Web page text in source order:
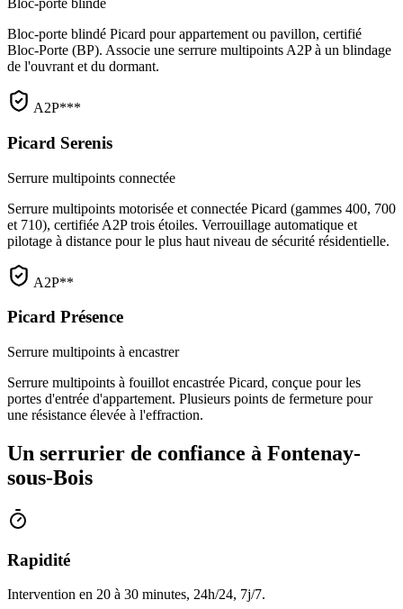
Bloc-porte blindé
Bloc-porte blindé Picard pour appartement ou pavillon, certifié
Bloc-Porte (BP). Associe une serrure multipoints A2P à un blindage
de l'ouvrant et du dormant.
A2P***
Picard Serenis
Serrure multipoints connectée
Serrure multipoints motorisée et connectée Picard (gammes 400, 700
et 710), certifiée A2P trois étoiles. Verrouillage automatique et
pilotage à distance pour le plus haut niveau de sécurité résidentielle.
A2P**
Picard Présence
Serrure multipoints à encastrer
Serrure multipoints à fouillot encastrée Picard, conçue pour les
portes d'entrée d'appartement. Plusieurs points de fermeture pour
une résistance élevée à l'effraction.
Un serrurier de confiance à Fontenay-
sous-Bois
Rapidité
Intervention en 20 à 30 minutes, 24h/24, 7j/7.